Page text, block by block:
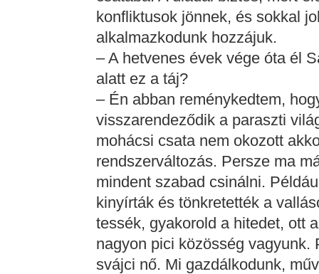
konfliktusok jönnek, és sokkal
alkalmazkodunk hozzájuk.
– A hetvenes évek vége óta él
alatt ez a táj?
– Én abban reménykedtem,
visszarendeződik a paraszti
mohácsi csata nem okozott
rendszerváltozás. Persze ma
mindent szabad csinálni.
kinyírták és tönkretették a
tessék, gyakorold a hitedet, ott
nagyon pici közösség vagyunk.
svájci nő. Mi gazdálkodunk,